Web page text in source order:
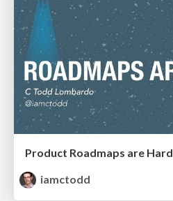
Product Roadmaps are Hard
iamctodd